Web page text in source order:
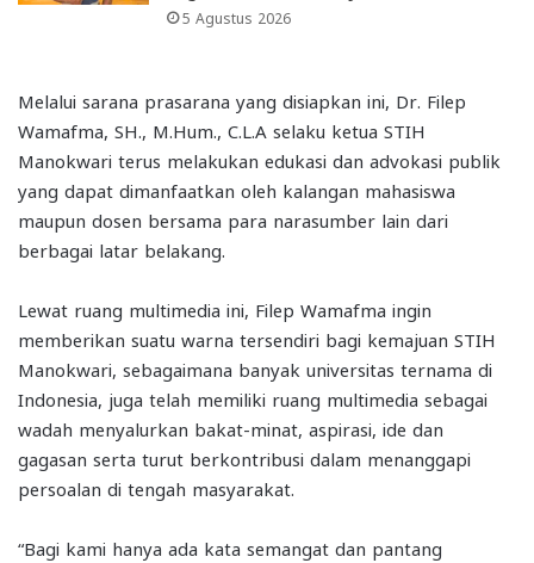
5 Agustus 2026
Melalui sarana prasarana yang disiapkan ini, Dr. Filep
Wamafma, SH., M.Hum., C.L.A selaku ketua STIH
Manokwari terus melakukan edukasi dan advokasi publik
yang dapat dimanfaatkan oleh kalangan mahasiswa
maupun dosen bersama para narasumber lain dari
berbagai latar belakang.
Lewat ruang multimedia ini, Filep Wamafma ingin
memberikan suatu warna tersendiri bagi kemajuan STIH
Manokwari, sebagaimana banyak universitas ternama di
Indonesia, juga telah memiliki ruang multimedia sebagai
wadah menyalurkan bakat-minat, aspirasi, ide dan
gagasan serta turut berkontribusi dalam menanggapi
persoalan di tengah masyarakat.
“Bagi kami hanya ada kata semangat dan pantang